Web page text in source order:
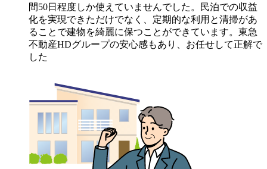
間50日程度しか使えていませんでした。民泊での収益
化を実現できただけでなく、定期的な利用と清掃があ
ることで建物を綺麗に保つことができています。東急
不動産HDグループの安心感もあり、お任せして正解で
した